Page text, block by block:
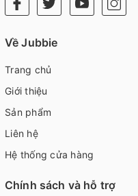
Về Jubbie
Trang chủ
Giới thiệu
Sản phẩm
Liên hệ
Hệ thống cửa hàng
Chính sách và hỗ trợ